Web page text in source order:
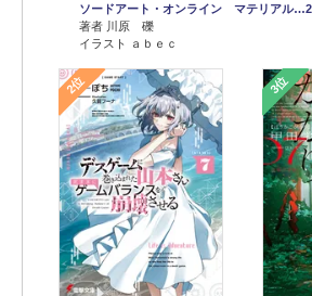
ソードアート・オンライン マテリアル…2
著者 川原 礫
イラスト ａｂｅｃ
2位 3位